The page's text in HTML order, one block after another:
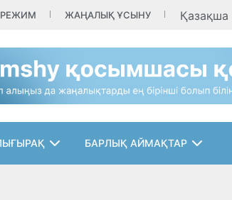
РЕЖИМ ЖАҢАЛЫҚ ҰСЫНУ Қазақша
БАРЛЫҚ АЙМАҚТАР